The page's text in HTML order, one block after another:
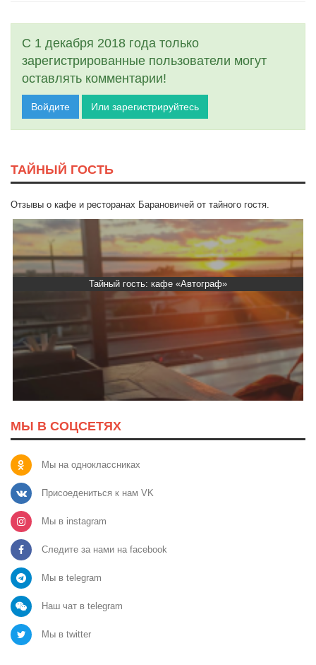
С 1 декабря 2018 года только
зарегистрированные пользователи могут
оставлять комментарии!
Войдите Или зарегистрируйтесь
ТАЙНЫЙ ГОСТЬ
Отзывы о кафе и ресторанах Барановичей от тайного гостя.
Тайный гость: кафе «Автограф»
МЫ В СОЦСЕТЯХ
Мы на одноклассниках
Присоедениться к нам VK
Мы в instagram
Следите за нами на facebook
Мы в telegram
Наш чат в telegram
Мы в twitter